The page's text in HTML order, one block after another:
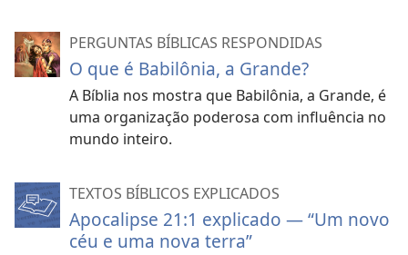
PERGUNTAS BÍBLICAS RESPONDIDAS
O que é Babilônia, a Grande?
A Bíblia nos mostra que Babilônia, a Grande, é
uma organização poderosa com influência no
mundo inteiro.
TEXTOS BÍBLICOS EXPLICADOS
Apocalipse 21:1 explicado — “Um novo
céu e uma nova terra”